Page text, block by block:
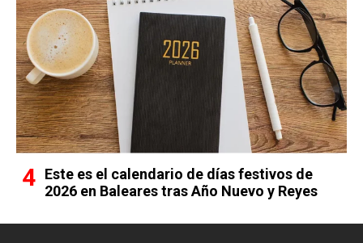
Este es el calendario de días festivos de
2026 en Baleares tras Año Nuevo y Reyes